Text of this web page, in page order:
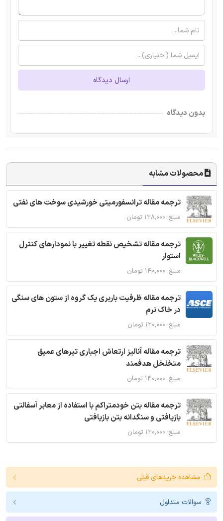
ارسال دیدگاه
بدون دیدگاه
محصولات مشابه
ترجمه مقاله ترانسفورمیتی خورشیدی سوخت های نفتی
مبلغ: ۱۲۸,۰۰۰ تومان
ترجمه مقاله تشخیص نقطه تغییر با نمودارهای کنترل
استوار
مبلغ: ۱۴۰,۰۰۰ تومان
ترجمه مقاله ظرفیت باربری یک گروه از ستون های سنگی
در خاک نرم
مبلغ: ۱۲۰,۰۰۰ تومان
ترجمه مقاله آنالیز ارتعاش اجباری تیرهای عمیق
متخلخل هدفمند
مبلغ: ۱۴۰,۰۰۰ تومان
ترجمه مقاله بتن خودمتراکم با استفاده از معابر آسفالتی
بازیافتی و سنگدانه بتن بازیافتی
مبلغ: ۱۲۰,۰۰۰ تومان
مشاهده خریدهای قبلی
سوالات متداول